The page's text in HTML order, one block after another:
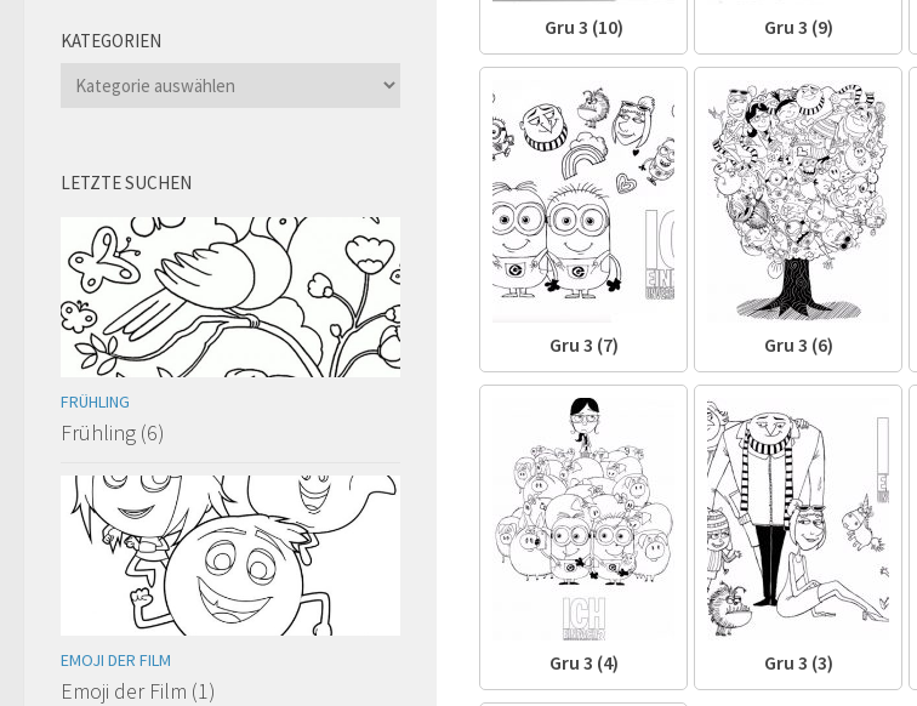
Gru 3 (10) Gru 3 (9)
Gru 3 (7) Gru 3 (6)
Gru 3 (4) Gru 3 (3)
KATEGORIEN
Kategorien
LETZTE SUCHEN
FRÜHLING
Frühling (6)
EMOJI DER FILM
Emoji der Film (1)